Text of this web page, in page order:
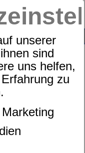
unserer
sind
uns helfen,
zu
Marketing
SUCHE
0